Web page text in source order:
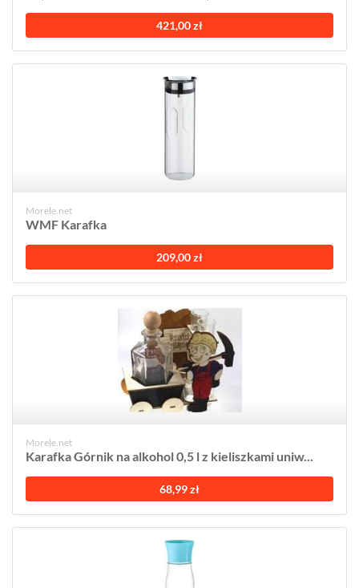
421,00 zł
Morele.net
WMF Karafka
209,00 zł
Morele.net
Karafka Górnik na alkohol 0,5 l z kieliszkami uniw...
68,99 zł